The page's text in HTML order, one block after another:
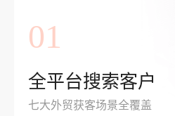
01
全平台搜索客户
七大外贸获客场景全覆盖